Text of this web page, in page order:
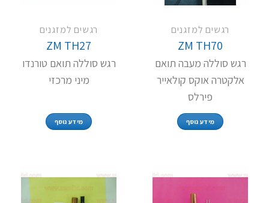
רגשים למזגנים
ZM TH70
רגש סוללה מעבה תואם
אלקטרה אוקס קולאייר
פירלס
מידע נוסף
רגשים למזגנים
ZM TH27
רגש סוללה תואם טורנדו
מיני מרכזי
מידע נוסף